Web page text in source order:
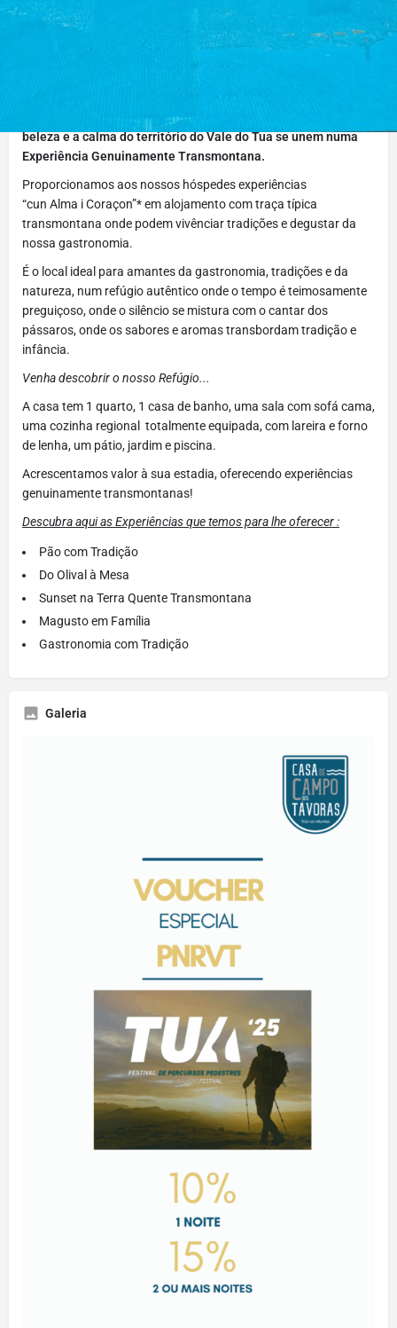
Desconto de 10% no valor da tarifa de uma noite e 15% em
duas ou mais noites, a conceder aos participantes do Tua
Festival dos Percursos Pedestres´25. Estas condições são
A Casa de Campo dos Távoras, 32736/AL,
beleza e a calma do território do Vale do Tua se unem numa
Experiência Genuinamente Transmontana.
Proporcionamos aos nossos hóspedes experiências
“cun Alma i Coraçon”* em alojamento com traça típica
transmontana onde podem vivênciar tradições e degustar da
nossa gastronomia.
É o local ideal para amantes da gastronomia, tradições e da
natureza, num refúgio autêntico onde o tempo é teimosamente
preguiçoso, onde o silêncio se mistura com o cantar dos
pássaros, onde os sabores e aromas transbordam tradição e
infância.
Venha descobrir o nosso Refúgio...
A casa tem 1 quarto, 1 casa de banho, uma sala com sofá cama,
uma cozinha regional totalmente equipada, com lareira e forno
de lenha, um pátio, jardim e piscina.
Acrescentamos valor à sua estadia, oferecendo experiências
genuinamente transmontanas!
Descubra aqui as Experiências que temos para lhe oferecer :
Pão com Tradição
Do Olival à Mesa
Sunset na Terra Quente Transmontana
Magusto em Família
Gastronomia com Tradição
Galeria